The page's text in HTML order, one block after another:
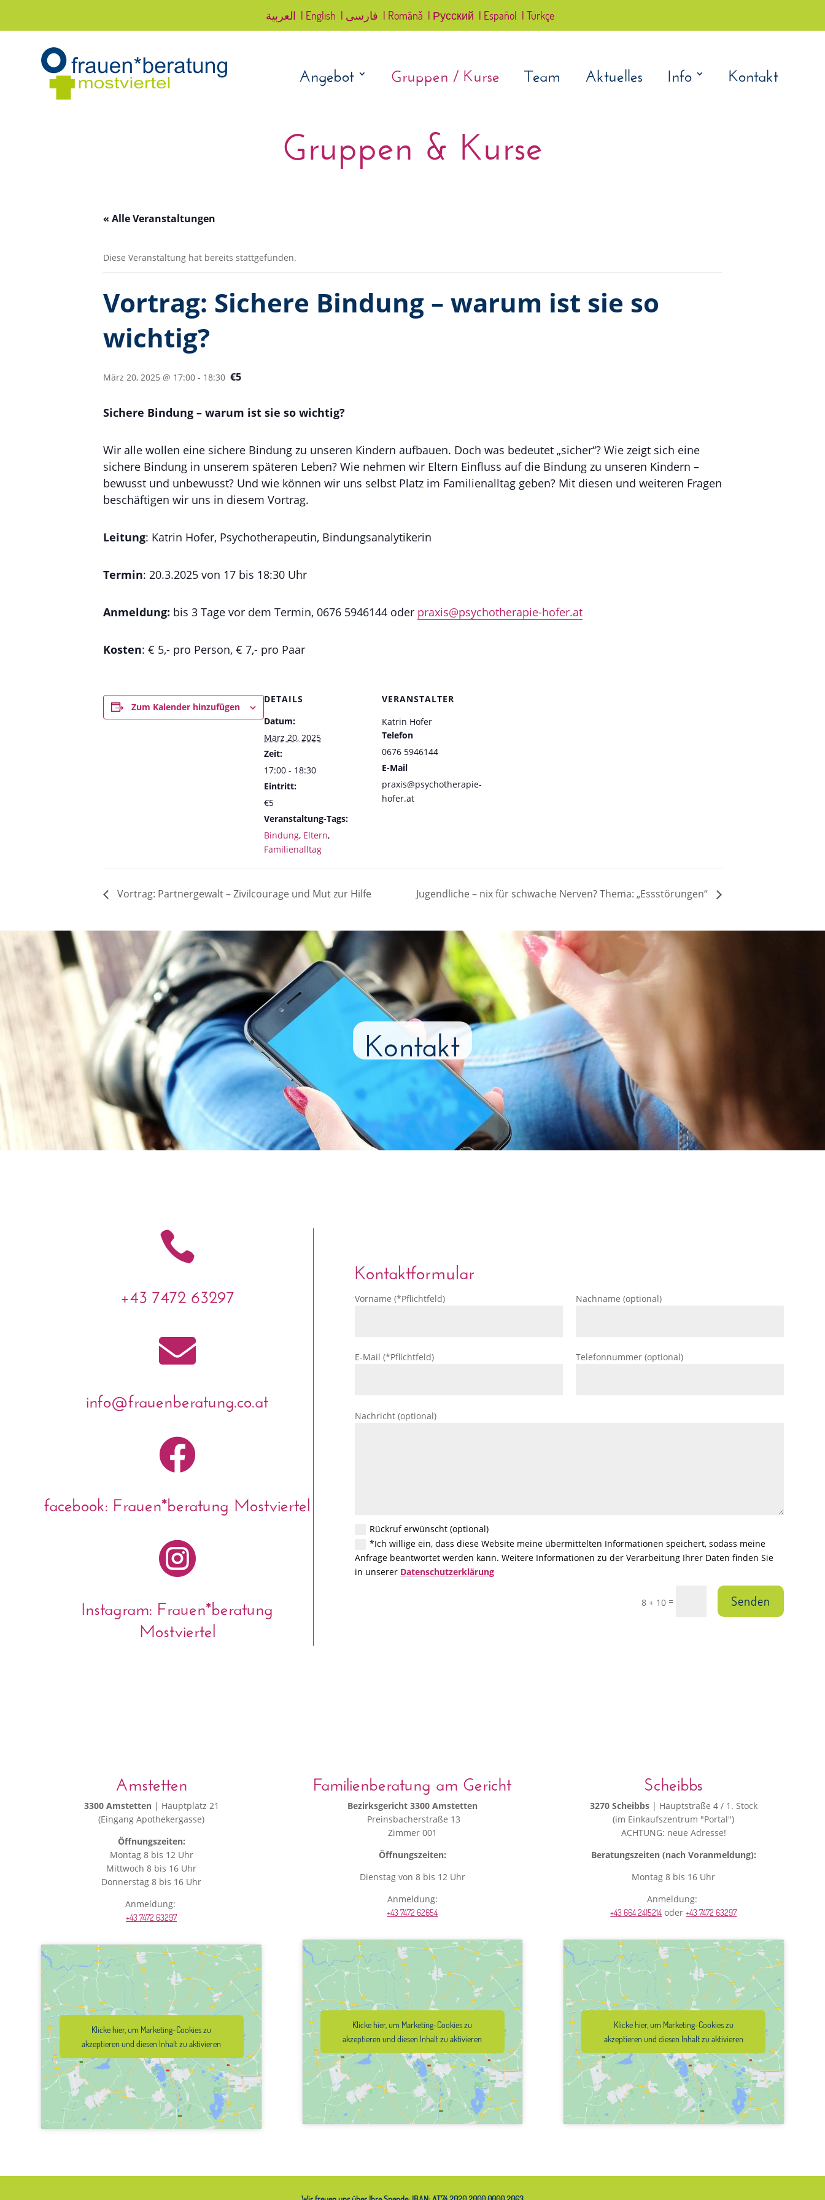
العربية | English | فارسی | Română | Русский | Español | Türkçe
Angebot Gruppen / Kurse Team Aktuelles Info Kontakt
Gruppen & Kurse
« Alle Veranstaltungen
Diese Veranstaltung hat bereits stattgefunden.
Vortrag: Sichere Bindung – warum ist sie so
wichtig?
März 20, 2025 @ 17:00 - 18:30 €5
Sichere Bindung – warum ist sie so wichtig?
Wir alle wollen eine sichere Bindung zu unseren Kindern aufbauen. Doch was bedeutet „sicher“? Wie zeigt sich eine
sichere Bindung in unserem späteren Leben? Wie nehmen wir Eltern Einfluss auf die Bindung zu unseren Kindern –
bewusst und unbewusst? Und wie können wir uns selbst Platz im Familienalltag geben? Mit diesen und weiteren Fragen
beschäftigen wir uns in diesem Vortrag.
Leitung: Katrin Hofer, Psychotherapeutin, Bindungsanalytikerin
Termin: 20.3.2025 von 17 bis 18:30 Uhr
Anmeldung: bis 3 Tage vor dem Termin, 0676 5946144 oder praxis@psychotherapie-hofer.at
Kosten: € 5,- pro Person, € 7,- pro Paar
Zum Kalender hinzufügen
DETAILS
Datum:
März 20, 2025
Zeit:
17:00 - 18:30
Eintritt:
€5
Veranstaltung-Tags:
Bindung, Eltern,
Familienalltag
VERANSTALTER
Katrin Hofer
Telefon
0676 5946144
E-Mail
praxis@psychotherapie-
hofer.at
Vortrag: Partnergewalt – Zivilcourage und Mut zur Hilfe Jugendliche – nix für schwache Nerven? Thema: „Essstörungen“
Kontakt

+43 7472 63297

info@frauenberatung.co.at

facebook: Frauen*beratung Mostviertel

Instagram: Frauen*beratung
Mostviertel
Kontaktformular
Vorname (*Pflichtfeld) Nachname (optional)
E-Mail (*Pflichtfeld) Telefonnummer (optional)
Nachricht (optional)
Rückruf erwünscht (optional)
*Ich willige ein, dass diese Website meine übermittelten Informationen speichert, sodass meine
Anfrage beantwortet werden kann. Weitere Informationen zu der Verarbeitung Ihrer Daten finden Sie
in unserer Datenschutzerklärung
8 + 10= Senden
Amstetten
3300 Amstetten | Hauptplatz 21
(Eingang Apothekergasse)
Öffnungszeiten:
Montag 8 bis 12 Uhr
Mittwoch 8 bis 16 Uhr
Donnerstag 8 bis 16 Uhr
Anmeldung:
+43 7472 63297
Klicke hier, um Marketing-Cookies zu
akzeptieren und diesen Inhalt zu aktivieren
Familienberatung am Gericht
Bezirksgericht 3300 Amstetten
Preinsbacherstraße 13
Zimmer 001
Öffnungszeiten:
Dienstag von 8 bis 12 Uhr
Anmeldung:
+43 7472 62654
Klicke hier, um Marketing-Cookies zu
akzeptieren und diesen Inhalt zu aktivieren
Scheibbs
3270 Scheibbs | Hauptstraße 4 / 1. Stock
(im Einkaufszentrum "Portal")
ACHTUNG: neue Adresse!
Beratungszeiten (nach Voranmeldung):
Montag 8 bis 16 Uhr
Anmeldung:
+43 664 2415214 oder+43 7472 63297
Klicke hier, um Marketing-Cookies zu
akzeptieren und diesen Inhalt zu aktivieren